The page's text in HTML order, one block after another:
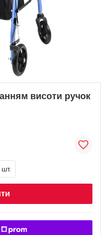
висоти ручок
шт.